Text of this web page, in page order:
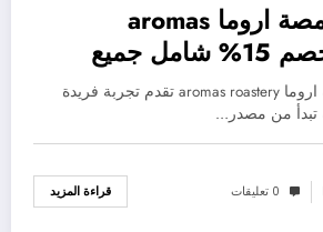
كود خصم محمصة اروما aromas
roastery – خصم 15% شامل جميع
محمصة أروما محمصة اروما aromas roastery تقدم تجربة فريدة
تبدأ من مصدر…
0 تعليقات قراءة المزيد